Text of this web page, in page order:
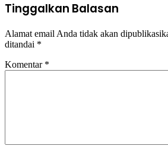
Tinggalkan Balasan
Alamat email Anda tidak akan
ditandai *
Komentar *